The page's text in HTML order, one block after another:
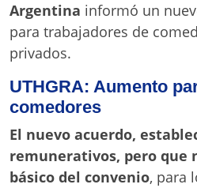
Argentina informó un
para trabajadores de
privados.
UTHGRA: Aumento
comedores
El nuevo acuerdo,
remunerativos, pero que
básico del convenio, para